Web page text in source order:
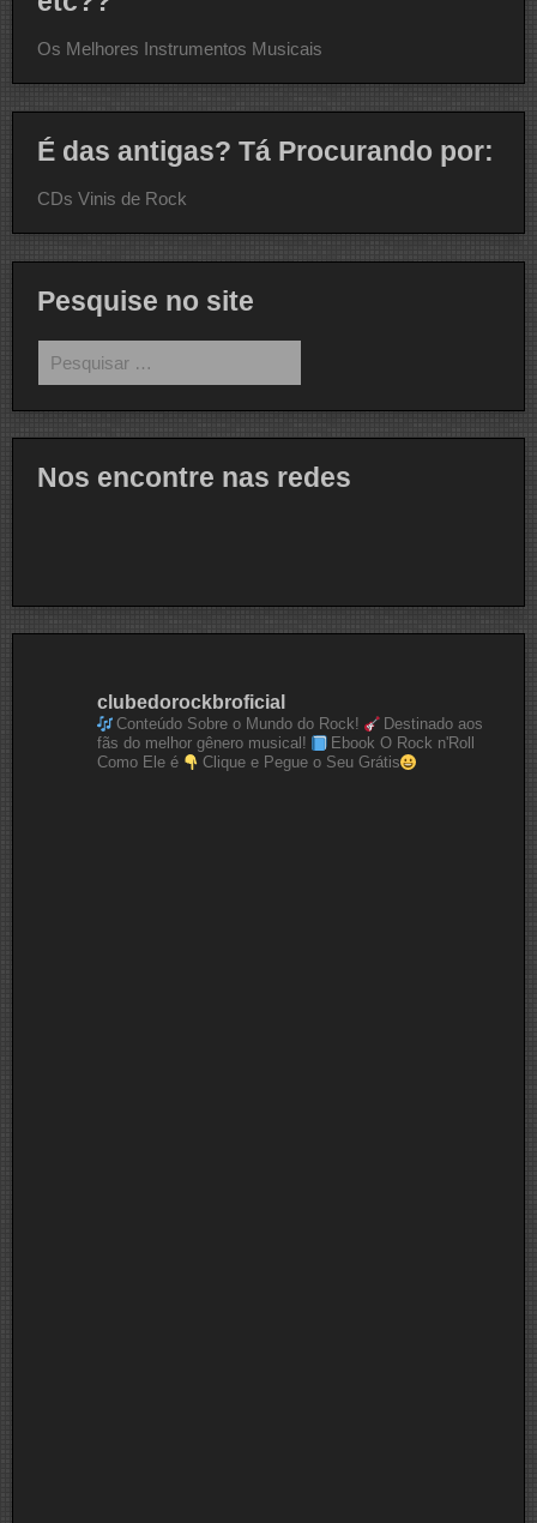
Os Melhores Instrumentos Musicais
É das antigas? Tá Procurando por:
CDs Vinis de Rock
Pesquise no site
por:
Nos encontre nas redes
clubedorockbroficial
Conteúdo Sobre o Mundo do Rock!
Destinado aos
fãs do melhor gênero musical!
Ebook O Rock n'Roll
Como Ele é
Clique e Pegue o Seu Grátis